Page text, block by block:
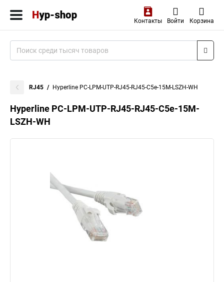
Контакты Войти Корзина
RJ45 Hyperline PC-LPM-UTP-RJ45-RJ45-C5e-15M-LSZH-WH
Hyperline PC-LPM-UTP-RJ45-RJ45-C5e-15M-
LSZH-WH